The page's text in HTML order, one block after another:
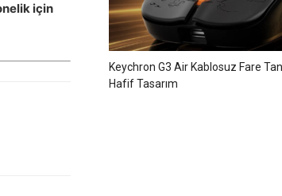
için
Keychron G3 Air Kablosuz Fare
Hafif Tasarım